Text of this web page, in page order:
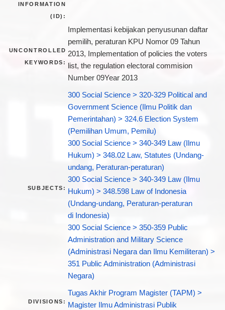
INFORMATION
(ID):
UNCONTROLLED
KEYWORDS:
Implementasi kebijakan penyusunan daftar
pemilih, peraturan KPU Nomor 09 Tahun
2013, Implementation of policies the voters
list, the regulation electoral commision
Number 09Year 2013
SUBJECTS:
300 Social Science > 320-329 Political and
Government Science (Ilmu Politik dan
Pemerintahan) > 324.6 Election System
(Pemilihan Umum, Pemilu)
300 Social Science > 340-349 Law (Ilmu
Hukum) > 348.02 Law, Statutes (Undang-
undang, Peraturan-peraturan)
300 Social Science > 340-349 Law (Ilmu
Hukum) > 348.598 Law of Indonesia
(Undang-undang, Peraturan-peraturan
di Indonesia)
300 Social Science > 350-359 Public
Administration and Military Science
(Administrasi Negara dan Ilmu Kemiliteran) >
351 Public Administration (Administrasi
Negara)
DIVISIONS:
Tugas Akhir Program Magister (TAPM) >
Magister Ilmu Administrasi Publik